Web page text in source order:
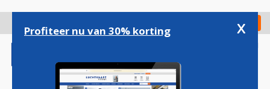
gaan
Check in
Profiteer nu van 30% korting x